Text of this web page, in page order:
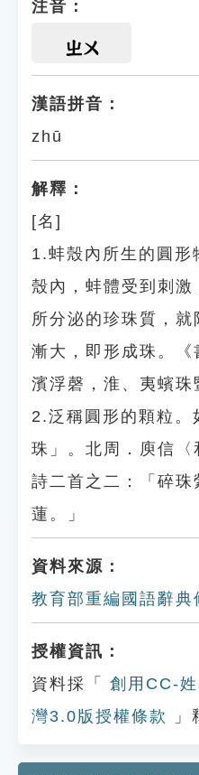
注音：
ㄓㄨ
漢語拼音：
zhū
解釋：
[名]
1.蚌殼內所生的圓形
殼內，蚌體受到刺激
所分泌的珍珠質，就
漸大，即形成珠。《
濱浮磬，淮、夷蠙珠
2.泛稱圓形的顆粒。
珠」。北周．庾信〈
詩二首之二：「碎珠
蓮。」
資料來源：
教育部重編國語辭典
授權資訊：
資料採「
創用CC-
灣3.0版授權條款
」